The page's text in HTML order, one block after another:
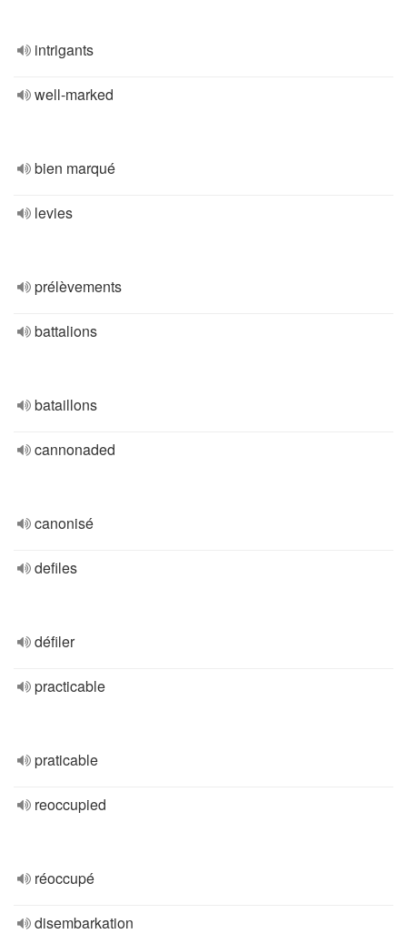
intrigants
well-marked
bien marqué
levies
prélèvements
battalions
bataillons
cannonaded
canonisé
defiles
défiler
practicable
praticable
reoccupied
réoccupé
disembarkation